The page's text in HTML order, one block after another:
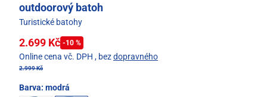
outdoorový batoh
Turistické batohy
2.699 Kč -10 %
Online cena vč. DPH , bezdopravného
2.999 Kč
Barva: modrá